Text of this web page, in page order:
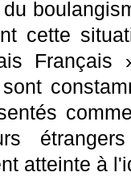
cette
Français
atteinte à